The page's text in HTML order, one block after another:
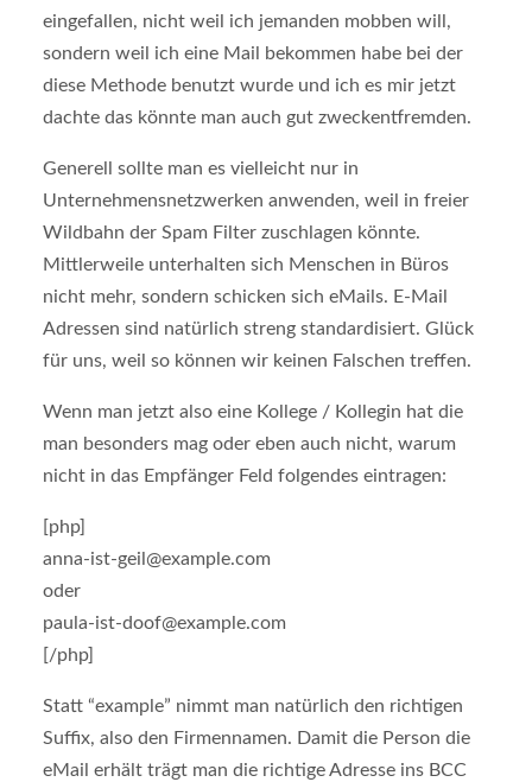
eingefallen, nicht weil ich jemanden mobben will,
sondern weil ich eine Mail bekommen habe bei der
diese Methode benutzt wurde und ich es mir jetzt
dachte das könnte man auch gut zweckentfremden.
Generell sollte man es vielleicht nur in
Unternehmensnetzwerken anwenden, weil in freier
Wildbahn der Spam Filter zuschlagen könnte.
Mittlerweile unterhalten sich Menschen in Büros
nicht mehr, sondern schicken sich eMails. E-Mail
Adressen sind natürlich streng standardisiert. Glück
für uns, weil so können wir keinen Falschen treffen.
Wenn man jetzt also eine Kollege / Kollegin hat die
man besonders mag oder eben auch nicht, warum
nicht in das Empfänger Feld folgendes eintragen:
[php]
anna-ist-geil@example.com
oder
paula-ist-doof@example.com
[/php]
Statt “example” nimmt man natürlich den richtigen
Suffix, also den Firmennamen. Damit die Person die
eMail erhält trägt man die richtige Adresse ins BCC